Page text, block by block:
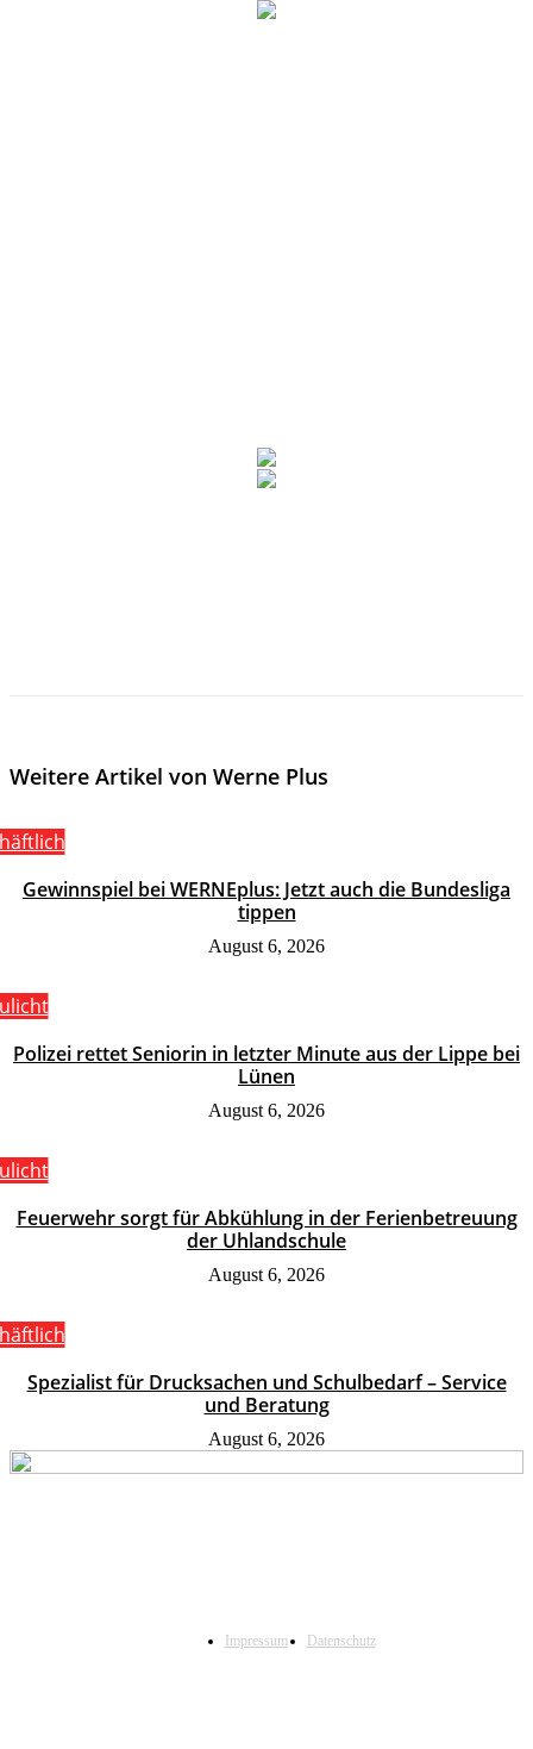
Weitere Artikel von Werne Plus
Gewinnspiel bei WERNEplus: Jetzt auch die Bundesliga
tippen
August 6, 2026
Polizei rettet Seniorin in letzter Minute aus der Lippe bei
Lünen
August 6, 2026
Feuerwehr sorgt für Abkühlung in der Ferienbetreuung
der Uhlandschule
August 6, 2026
Spezialist für Drucksachen und Schulbedarf – Service
und Beratung
August 6, 2026
Impressum Datenschutz